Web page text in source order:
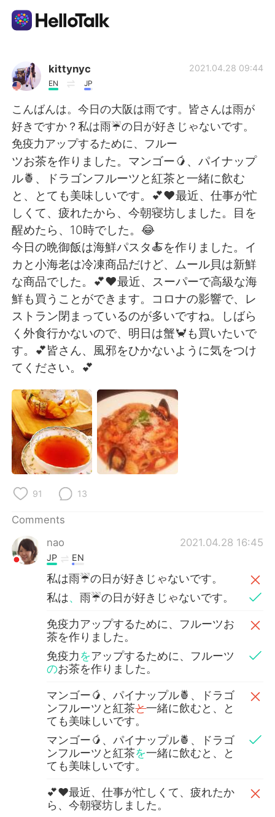
AI Grammar Checker
English
简体中文 繁體中文
Español العربية
Français Deutsch
日本語 한국어
Русский ไทย
Indonesia Italiano
Türkçe
Português
kittynyc
EN JP
2021.04.28 09:44
こんばんは。今日の大阪は雨です。皆さんは雨が
好きですか？私は雨☔️の日が好きじゃないです。
免疫力アップするために、フルー
ツお茶を作りました。マンゴー🥭、パイナップ
ル🍍、ドラゴンフルーツと紅茶と一緒に飲む
と、とても美味しいです。💕❤最近、仕事が忙
しくて、疲れたから、今朝寝坊しました。目を
醒めたら、10時でした。😂
今日の晩御飯は海鮮パスタ🍝を作りました。イ
カと小海老は冷凍商品だけど、ムール貝は新鮮
な商品でした。💕❤最近、スーパーで高級な海
鮮も買うことができます。コロナの影響で、レ
ストラン閉まっているのが多いですね。しばら
く外食行かないので、明日は蟹🦀も買いたいで
す。💕皆さん、風邪をひかないように気をつけ
てください。💕
91 13
Comments
nao
2021.04.28 16:45
JP EN
私は雨☔️の日が好きじゃないです。
私は、雨☔️の日が好きじゃないです。
免疫力アップするために、フルーツお
茶を作りました。
免疫力をアップするために、フルーツ
のお茶を作りました。
マンゴー🥭、パイナップル🍍、ドラゴ
ンフルーツと紅茶と一緒に飲むと、と
ても美味しいです。
マンゴー🥭、パイナップル🍍、ドラゴ
ンフルーツと紅茶を一緒に飲むと、と
ても美味しいです。
💕❤最近、仕事が忙しくて、疲れたか
ら、今朝寝坊しました。